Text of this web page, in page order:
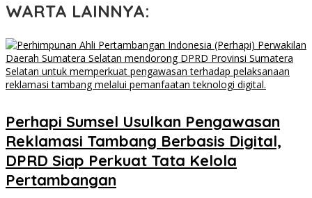
WARTA LAINNYA:
Perhapi Sumsel Usulkan Pengawasan
Reklamasi Tambang Berbasis Digital,
DPRD Siap Perkuat Tata Kelola
Pertambangan